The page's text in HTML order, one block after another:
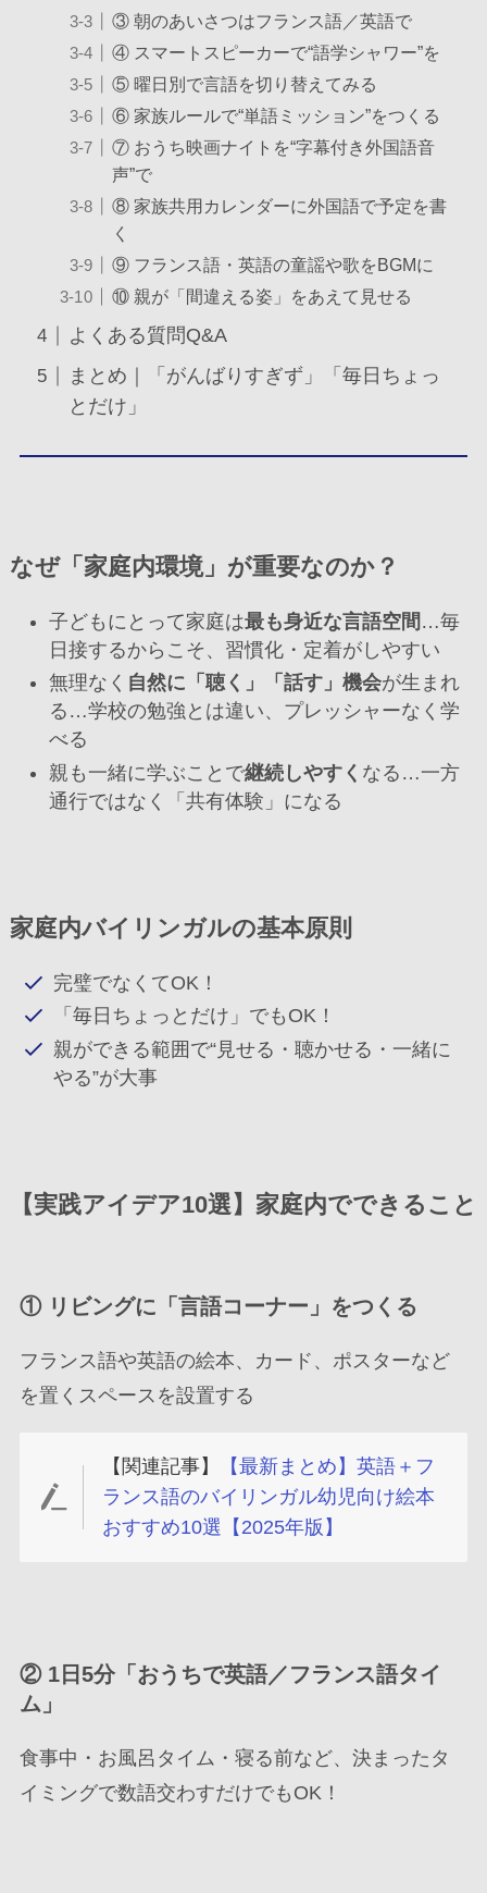
③ 朝のあいさつはフランス語／英語で
④ スマートスピーカーで“語学シャワー”を
⑤ 曜日別で言語を切り替えてみる
⑥ 家族ルールで“単語ミッション”をつくる
⑦ おうち映画ナイトを“字幕付き外国語音
声”で
⑧ 家族共用カレンダーに外国語で予定を書
く
⑨ フランス語・英語の童謡や歌をBGMに
⑩ 親が「間違える姿」をあえて見せる
よくある質問Q&A
まとめ｜「がんばりすぎず」「毎日ちょっ
とだけ」
なぜ「家庭内環境」が重要なのか？
子どもにとって家庭は最も身近な言語空間 …毎
日接するからこそ、習慣化・定着がしやすい
無理なく 自然に「聴く」「話す」機会が生まれ
る…学校の勉強とは違い、プレッシャーなく学
べる
親も一緒に学ぶことで継続しやすく なる…一方
通行ではなく「共有体験」になる
家庭内バイリンガルの基本原則
完璧でなくてOK！
「毎日ちょっとだけ」でもOK！
親ができる範囲で“見せる・聴かせる・一緒に
やる”が大事
【実践アイデア10選】家庭内でできること
① リビングに「言語コーナー」をつくる
フランス語や英語の絵本、カード、ポスターなど
を置くスペースを設置する
【関連記事】
【最新まとめ】英語＋フ
ランス語のバイリンガル幼児向け絵本
おすすめ10選【2025年版】
② 1日5分「おうちで英語／フランス語タイ
ム」
食事中・お風呂タイム・寝る前など、決まったタ
イミングで数語交わすだけでもOK！